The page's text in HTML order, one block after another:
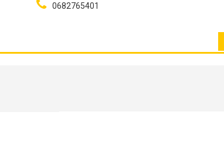
0682765401